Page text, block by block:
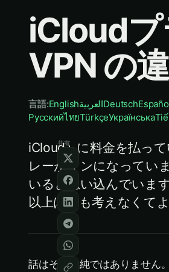
iCloudプ
VPN の
言語:EnglishالعربيةDeutsch
РусскийไทยTürkçeУкраїнська
iCloud+ に料金を払っ
レーがオンになってい
いると思い込んでいま
以上は何も考えなくて
話はそう単純ではありません。
共有